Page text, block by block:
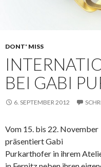
DONT' MISS
BEI GABI
6. SEPTEMBER 2012
Vom 15. bis 22. November
präsentiert Gabi
Purkarthofer in ihrem